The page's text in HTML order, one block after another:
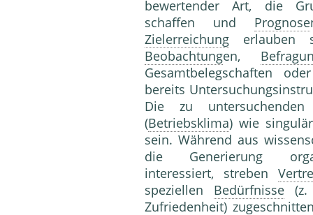
bewertender Art, die
schaffen und Prognose
Zielerreichung erlauben
Beobachtungen,
Gesamtbelegschaften
bereits
Die zu
(Betriebsklima) wie
sein. Während aus
die Generierung
interessiert, streben
speziellen Bedürfnisse(z.
Zufriedenheit)